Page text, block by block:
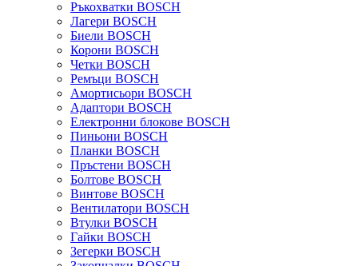
Ръкохватки BOSCH
Лагери BOSCH
Биели BOSCH
Корони BOSCH
Четки BOSCH
Ремъци BOSCH
Амортисьори BOSCH
Адаптори BOSCH
Електронни блокове BOSCH
Пиньони BOSCH
Планки BOSCH
Пръстени BOSCH
Болтове BOSCH
Винтове BOSCH
Вентилатори BOSCH
Втулки BOSCH
Гайки BOSCH
Зегерки BOSCH